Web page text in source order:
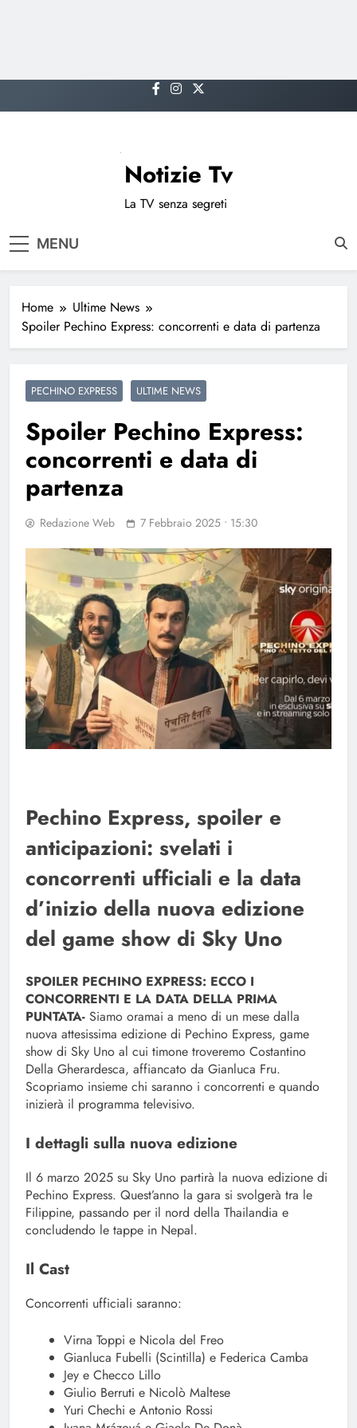
to
Notizie Tv
La TV senza segreti
MENU
Home
Ultime News
Spoiler Pechino Express: concorrenti e data di partenza
PECHINO EXPRESS ULTIME NEWS
Spoiler Pechino Express:
concorrenti e data di
partenza
Redazione Web 7 Febbraio 2025 • 15:30
Pechino Express, spoiler e
anticipazioni: svelati i
concorrenti ufficiali e la data
d’inizio della nuova edizione
del game show di Sky Uno
SPOILER PECHINO EXPRESS: ECCO I
CONCORRENTI E LA DATA DELLA PRIMA
PUNTATA- Siamo oramai a meno di un mese dalla
nuova attesissima edizione di Pechino Express, game
show di Sky Uno al cui timone troveremo Costantino
Della Gherardesca, affiancato da Gianluca Fru.
Scopriamo insieme chi saranno i concorrenti e quando
inizierà il programma televisivo.
I dettagli sulla nuova edizione
Il 6 marzo 2025 su Sky Uno partirà la nuova edizione di
Pechino Express. Quest’anno la gara si svolgerà tra le
Filippine, passando per il nord della Thailandia e
concludendo le tappe in Nepal.
Il Cast
Concorrenti ufficiali saranno:
Virna Toppi e Nicola del Freo
Gianluca Fubelli (Scintilla) e Federica Camba
Jey e Checco Lillo
Giulio Berruti e Nicolò Maltese
Yuri Chechi e Antonio Rossi